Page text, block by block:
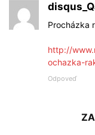
Procházka
http://
ochazka-
Odpoveď